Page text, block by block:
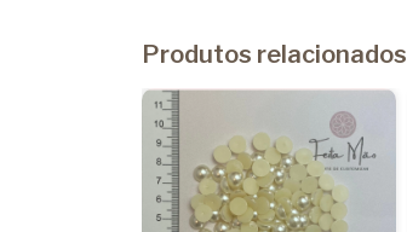
Produtos relacionados